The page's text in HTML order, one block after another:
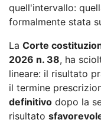
quell'intervallo:
formalmente stata
La Corte
2026 n. 38, ha
lineare: il risultato
il termine
definitivo dopo la
risultato